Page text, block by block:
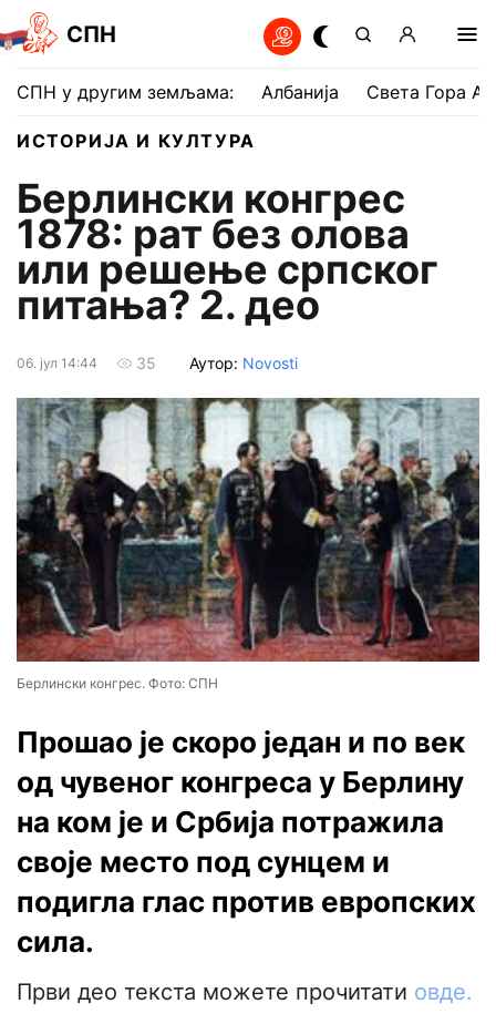
СПН
СПН у другим земљама: Албанија Света Гора
ИСТОРИЈА И КУЛТУРА
Берлински конгрес
1878: рат без олова
или решење српског
питања? 2. део
06. јул 14:44 35 Аутор: Novosti
Берлински конгрес. Фото: СПН
Прошао је скоро један и по век
од чувеног конгреса у Берлину
на ком је и Србија потражила
своје место под сунцем и
подигла глас против европских
сила.
Први део текста можете прочитати овде.